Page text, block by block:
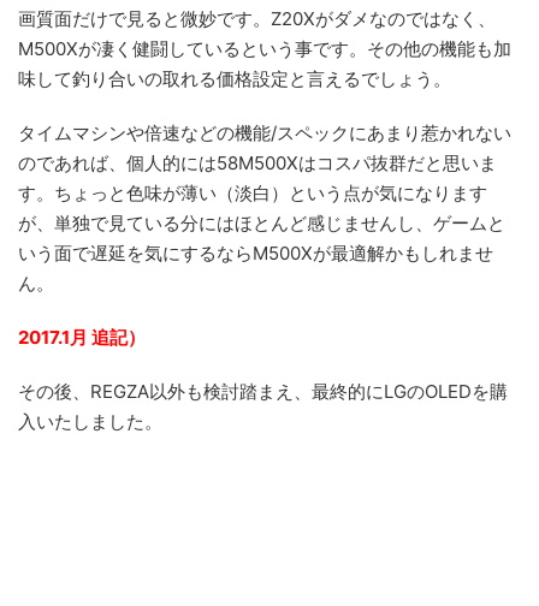
画質面だけで見ると微妙です。Z20Xがダメなのではなく、
M500Xが凄く健闘しているという事です。その他の機能も加
味して釣り合いの取れる価格設定と言えるでしょう。
タイムマシンや倍速などの機能/スペックにあまり惹かれない
のであれば、個人的には58M500Xはコスパ抜群だと思いま
す。ちょっと色味が薄い（淡白）という点が気になります
が、単独で見ている分にはほとんど感じませんし、ゲームと
いう面で遅延を気にするならM500Xが最適解かもしれませ
ん。
2017.1月 追記）
その後、REGZA以外も検討踏まえ、最終的にLGのOLEDを購
入いたしました。